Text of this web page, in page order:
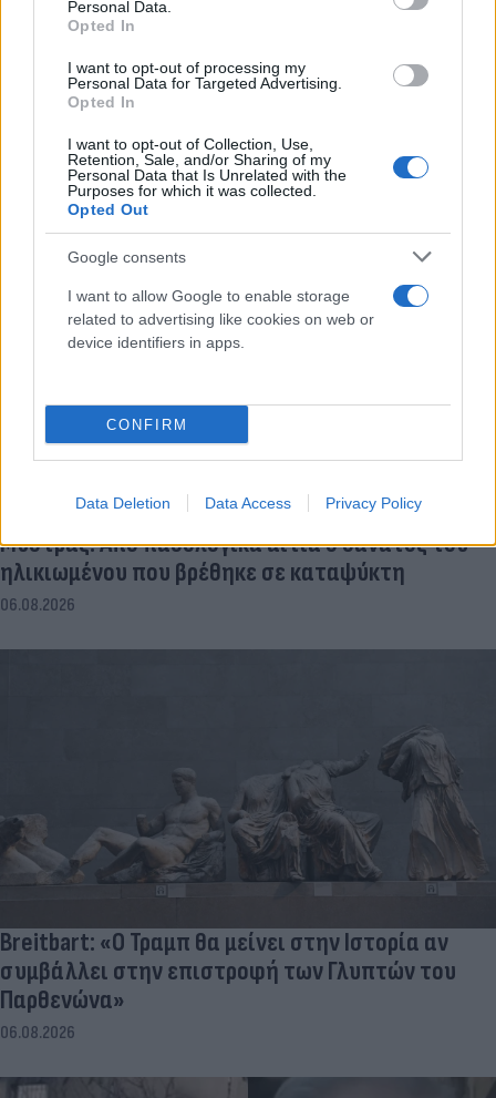
Personal Data.
Opted In
I want to opt-out of processing my
Personal Data for Targeted Advertising.
Opted In
I want to opt-out of Collection, Use,
Retention, Sale, and/or Sharing of my
Personal Data that Is Unrelated with the
Purposes for which it was collected.
Opted Out
Google consents
I want to allow Google to enable storage
related to advertising like cookies on web or
device identifiers in apps.
CONFIRM
Data Deletion Data Access Privacy Policy
Μυστράς: Από παθολογικά αίτια ο θάνατος του
ηλικιωμένου που βρέθηκε σε καταψύκτη
06.08.2026
Breitbart: «Ο Τραμπ θα μείνει στην Ιστορία αν
συμβάλλει στην επιστροφή των Γλυπτών του
Παρθενώνα»
06.08.2026